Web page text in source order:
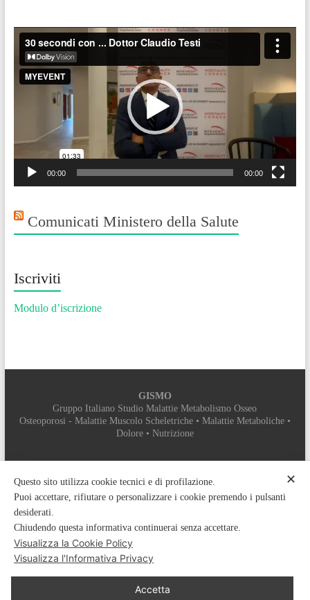
Video
Player
00:00 00:00
Comunicati Ministero della Salute
Iscriviti
Modulo d’iscrizione
GISMO
Gruppo Italiano Studio Malattie Metabolismo Osseo
Osteoporosi - Malattie Muscolo Scheletriche • Malattie Metaboliche •
Dolore • Nutrizione
MYEVENT SRL
PROVIDER ECM 5112
Sede legale: Vicolo di Colle Pisano, sns – 00132 Roma
Sede operativa: Via Don Sturzo, 9 – 00078 Monte Porzio Catone (RM)
Tel: +39 06 9448887 - 06 916502389 Fax: 06 89281786 Mobile:
3348382665
Email:segreteria.gismo@myeventsrl.it
✕
Questo sito utilizza cookie tecnici e di profilazione.
Puoi accettare, rifiutare o personalizzare i cookie premendo i pulsanti
desiderati.
Chiudendo questa informativa continuerai senza accettare.
Visualizza la Cookie Policy
Visualizza l'Informativa Privacy
Accetta